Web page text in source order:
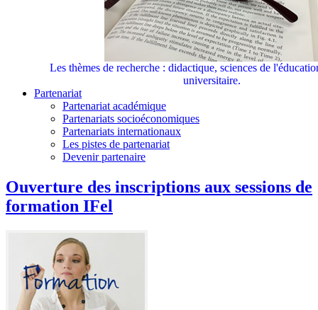
Les thèmes de recherche : didactique, sciences de
universitaire.
Partenariat
Partenariat académique
Partenariats socioéconomiques
Partenariats internationaux
Les pistes de partenariat
Devenir partenaire
Ouverture des inscriptions aux sessions de
formation IFel